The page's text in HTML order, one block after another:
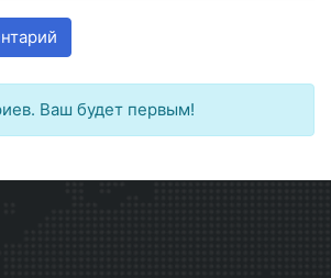
Ваш будет первым!